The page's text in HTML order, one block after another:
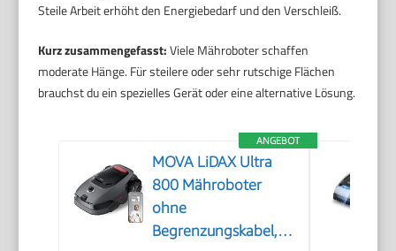
Steile Arbeit erhöht den Energiebedarf und den Verschleiß.
Kurz zusammengefasst:Viele Mähroboter schaffen
moderate Hänge. Für steilere oder sehr rutschige Flächen
brauchst du ein spezielles Gerät oder eine alternative Lösung.
ANGEBOT
MOVA LiDAX Ultra
800 Mähroboter
ohne
Begrenzungskabel,